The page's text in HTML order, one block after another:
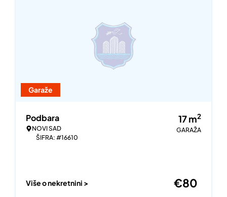
Garaže
Podbara
NOVI SAD
ŠIFRA: #16610
17m2
GARAŽA
Više o nekretnini > €80